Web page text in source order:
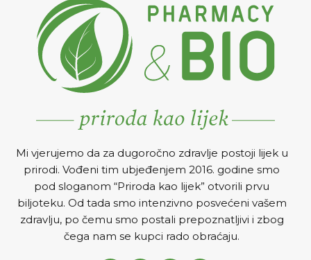
eliksir zdravlja i
dugovječnosti.
Mi vjerujemo da za dugoročno zdravlje postoji lijek u
prirodi. Vođeni tim ubjeđenjem 2016. godine smo
pod sloganom “Priroda kao lijek” otvorili prvu
biljoteku. Od tada smo intenzivno posvećeni vašem
zdravlju, po čemu smo postali prepoznatljivi i zbog
čega nam se kupci rado obraćaju.